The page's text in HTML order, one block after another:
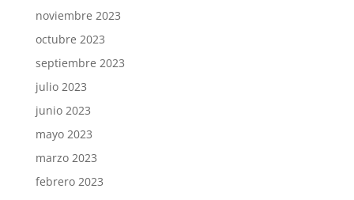
noviembre 2023
octubre 2023
septiembre 2023
julio 2023
junio 2023
mayo 2023
marzo 2023
febrero 2023